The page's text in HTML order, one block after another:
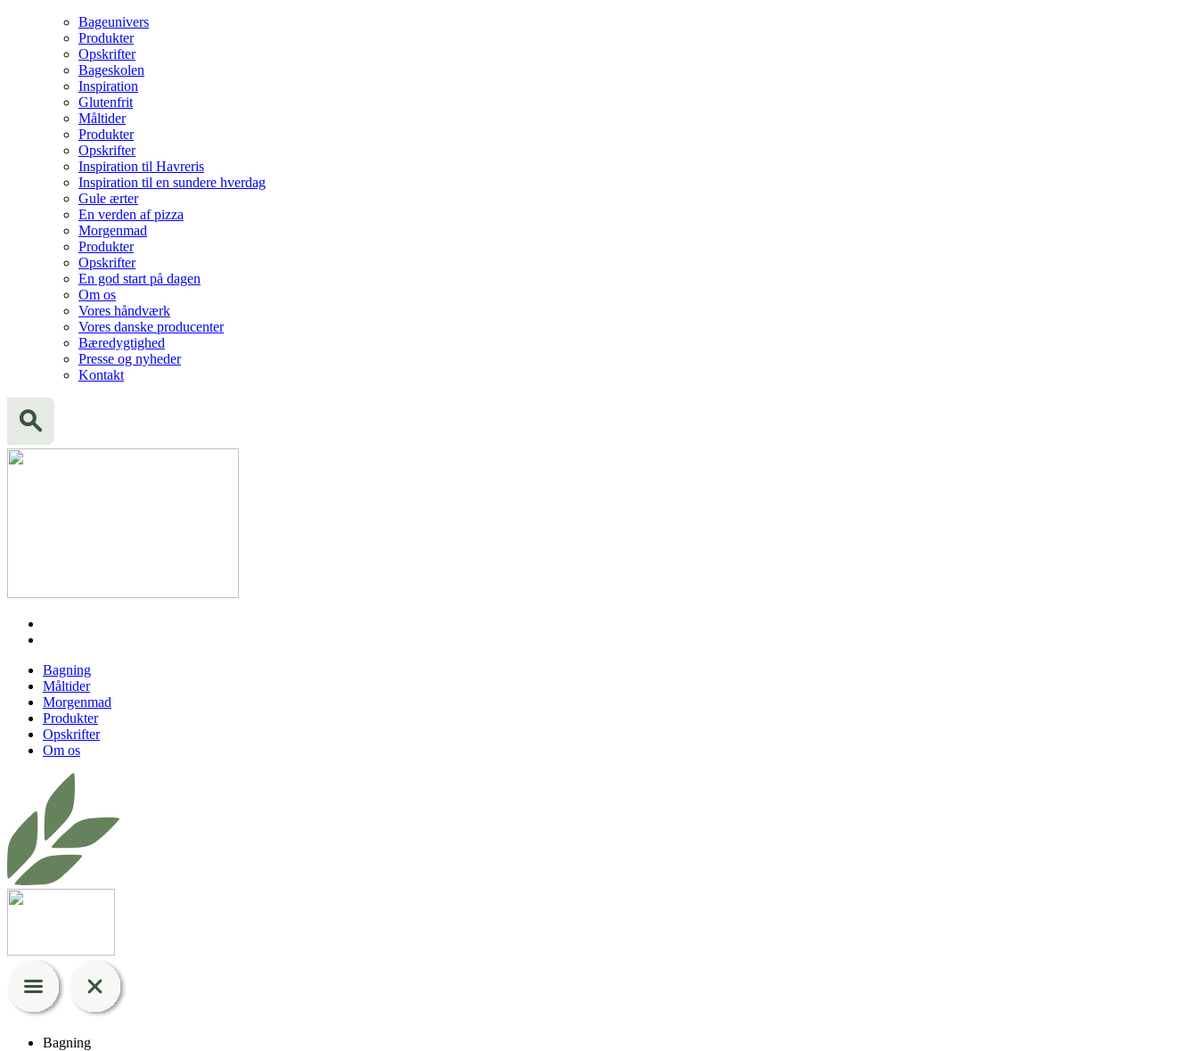
Bageunivers
Produkter
Opskrifter
Bageskolen
Inspiration
Glutenfrit
Måltider
Produkter
Opskrifter
Inspiration til Havreris
Inspiration til en sundere hverdag
Gule ærter
En verden af pizza
Morgenmad
Produkter
Opskrifter
En god start på dagen
Om os
Vores håndværk
Vores danske producenter
Bæredygtighed
Presse og nyheder
Kontakt
Bagning
Måltider
Morgenmad
Produkter
Opskrifter
Om os
Bagning